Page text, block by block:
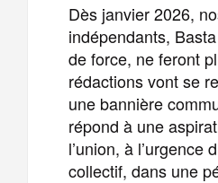
Dès janvier 2026,
indépendants,
de force, ne feront
rédactions vont se
une bannière
répond à une
l’union, à l’urgence
collectif, dans une